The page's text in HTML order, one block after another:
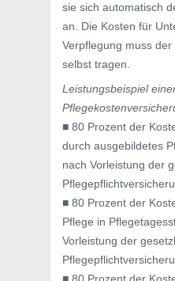
sie sich automatisch
an. Die Kosten für
Verpflegung muss
selbst tragen.
Leistungsbeispiel
■ 80 Prozent der
durch ausgebildetes
nach Vorleistung der
■ 80 Prozent der
Pflege in
Vorleistung der